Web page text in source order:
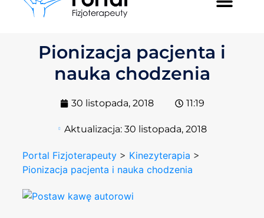
Pionizacja pacjenta i
nauka chodzenia
30 listopada, 2018 11:19
Aktualizacja: 30 listopada, 2018
Portal Fizjoterapeuty > Kinezyterapia >
Pionizacja pacjenta i nauka chodzenia